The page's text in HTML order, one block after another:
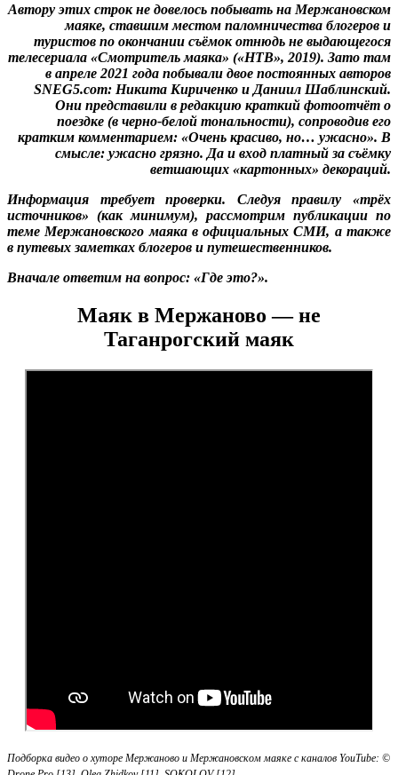
Автору этих строк не довелось побывать на Мержановском
маяке, ставшим местом паломничества блогеров и
туристов по окончании съёмок отнюдь не выдающегося
телесериала «Смотритель маяка» («НТВ», 2019). Зато там
в апреле 2021 года побывали двое постоянных авторов
SNEG5.com: Никита Кириченко и Даниил Шаблинский.
Они представили в редакцию краткий фотоотчёт о
поездке (в черно-белой тональности), сопроводив его
кратким комментарием: «Очень красиво, но… ужасно». В
смысле: ужасно грязно. Да и вход платный за съёмку
ветшающих «картонных» декораций.
Информация требует проверки. Следуя правилу «трёх
источников» (как минимум), рассмотрим публикации по
теме Мержановского маяка в официальных СМИ, а также
в путевых заметках блогеров и путешественников.
Вначале ответим на вопрос: «Где это?».
Маяк в Мержаново — не
Таганрогский маяк
Подборка видео о хуторе Мержаново и Мержановском маяке с каналов YouTube: ©